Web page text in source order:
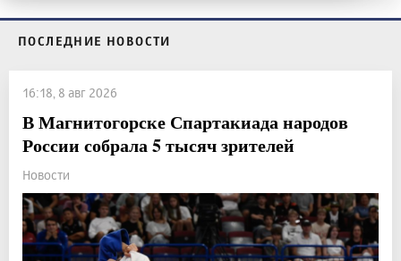
ПОСЛЕДНИЕ НОВОСТИ
16:18, 8 авг 2026
В Магнитогорске Спартакиада народов
России собрала 5 тысяч зрителей
Новости